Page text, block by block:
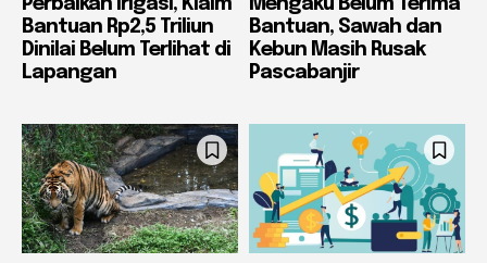
Perbaikan Irigasi, Klaim
Bantuan Rp2,5 Triliun
Dinilai Belum Terlihat di
Lapangan
Mengaku Belum Terima
Bantuan, Sawah dan
Kebun Masih Rusak
Pascabanjir